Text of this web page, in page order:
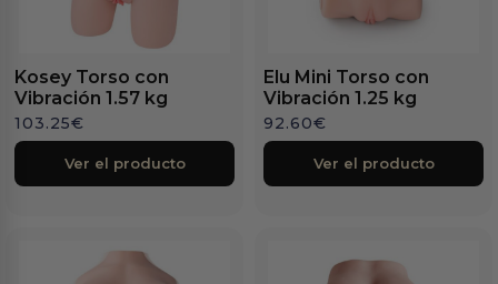
Kosey Torso con
Vibración 1.57 kg
103.25€
Ver el producto
Elu Mini Torso con
Vibración 1.25 kg
92.60€
Ver el producto